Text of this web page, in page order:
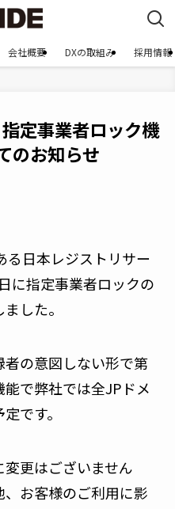
会社概要 DXの取組み 採用情報
定事業者ロック機
のお知らせ
る日本レジストリサー
に指定事業者ロックの
した。
の意図しない形で第
で弊社では全JPドメ
です。
更はございません
お客様のご利用に影